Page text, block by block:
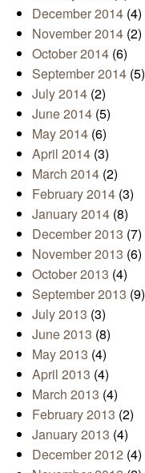
December 2014 (4)
November 2014 (2)
October 2014 (6)
September 2014 (5)
July 2014 (2)
June 2014 (5)
May 2014 (6)
April 2014 (3)
March 2014 (2)
February 2014 (3)
January 2014 (8)
December 2013 (7)
November 2013 (6)
October 2013 (4)
September 2013 (9)
July 2013 (3)
June 2013 (8)
May 2013 (4)
April 2013 (4)
March 2013 (4)
February 2013 (2)
January 2013 (4)
December 2012 (4)